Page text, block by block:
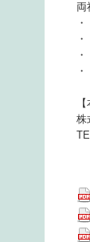
両
株